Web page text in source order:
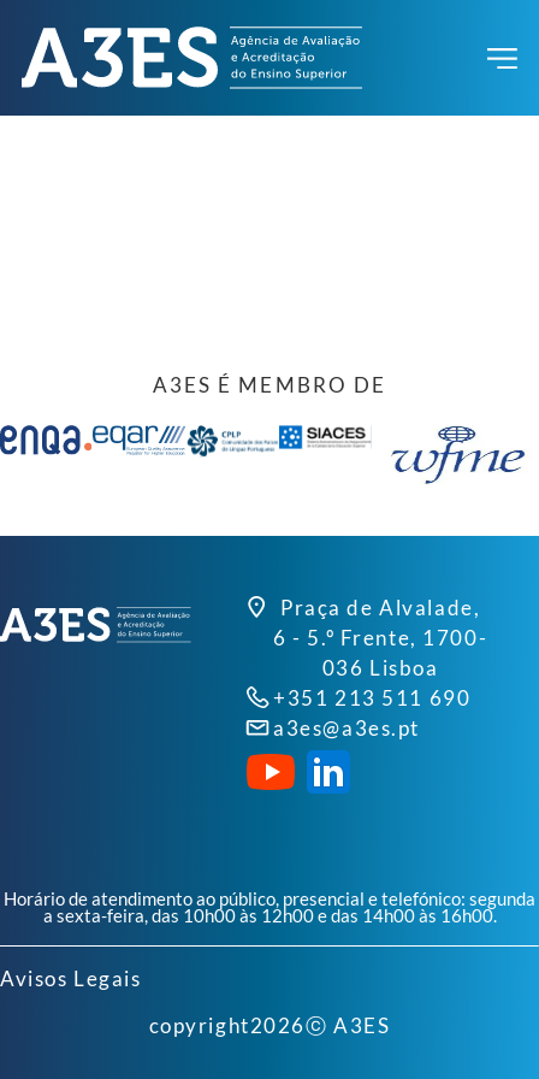
A3ES É MEMBRO DE
Praça de Alvalade,
6 - 5.º Frente, 1700-
036 Lisboa
+351 213 511 690
a3es@a3es.pt
Horário de atendimento ao público, presencial e telefónico: segunda
a sexta-feira, das 10h00 às 12h00 e das 14h00 às 16h00.
Avisos Legais
copyright2026ⓒ A3ES